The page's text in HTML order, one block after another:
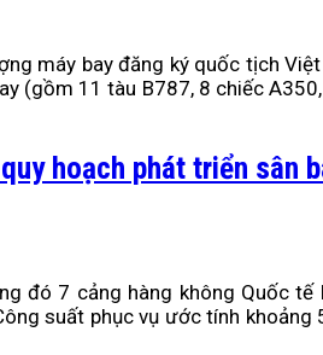
máy bay đăng ký quốc tịch
(gồm 11 tàu B787, 8 chiếc
hoạch phát triển sân
đó 7 cảng hàng không Quốc tế
suất phục vụ ước tính